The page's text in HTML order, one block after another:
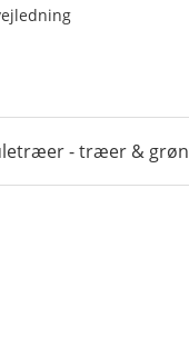
- træer &